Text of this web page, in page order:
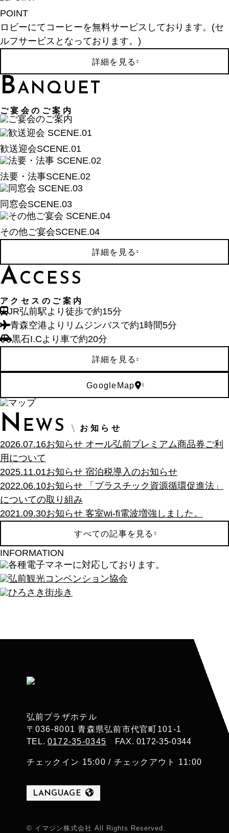
POINT
ロビーにてコーヒーを無料サービスしております。(セ
ルフサービスとなっております。)
詳細を見る
BANQUET
ご宴会のご案内
歓送迎会SCENE.01
法要・法事SCENE.02
同窓会SCENE.03
その他ご宴会SCENE.04
詳細を見る
ACCESS
アクセスのご案内
JR弘前駅より徒歩で約15分
青森空港よりリムジンバスで約1時間5分
黒石I.Cより車で約20分
詳細を見る
GoogleMap
N EWS お知らせ
2026.07.16お知らせ オール弘前プレミアム商品券ご利
用について
2025.11.01お知らせ 宿泊税導入のお知らせ
2022.06.10お知らせ
「プラスチック資源循環促進法」
についての取り組み
2021.09.30お知らせ 客室wi-fi電波増強しました。
すべての記事を見る
INFORMATION
弘前プラザホテル
〒036-8001 青森県弘前市代官町101-1
TEL. 0172-35-0345 FAX. 0172-35-0344
チェックイン 15:00 / チェックアウト 11:00
LANGUAGE
© イマジン株式会社 All Rights Reserved.